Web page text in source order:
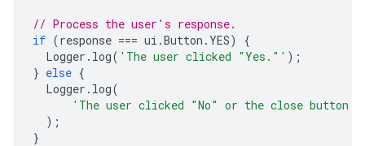
// Process the user's response.
if (response === ui .Button . YES)
{
Logger . log( 'The user clicked "Yes."' );
} else {
Logger . log(
'The user clicked "No" or the close
);
}